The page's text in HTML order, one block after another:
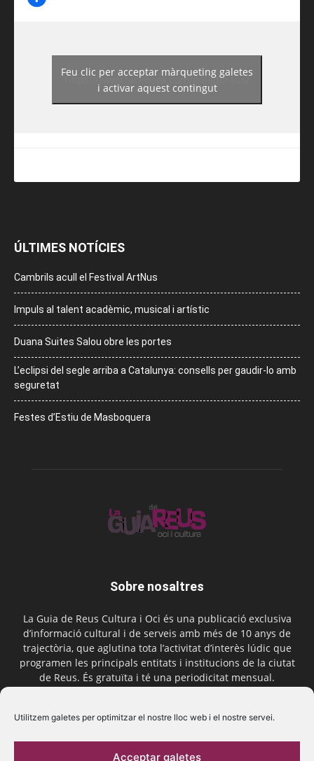
Utilitzem galetes per optimitzar el nostre lloc web i el nostre servei.
Acceptar galetes
https://www.facebook.com/guiadereus/
Feu clic per acceptar màrqueting galetes
i activar aquest contingut
ÚLTIMES NOTÍCIES
Cambrils acull el Festival ArtNus
Impuls al talent acadèmic, musical i artístic
Duana Suites Salou obre les portes
L’eclipsi del segle arriba a Catalunya: consells per gaudir-lo amb
seguretat
Festes d’Estiu de Masboquera
Sobre nosaltres
La Guia de Reus Cultura i Oci és una publicació exclusiva
d’informació cultural i de serveis amb més de 10 anys de
trajectòria, que aglutina tota l’activitat d’interès lúdic que
programen les principals entitats i institucions de la ciutat
de Reus. És gratuïta i té una periodicitat mensual.